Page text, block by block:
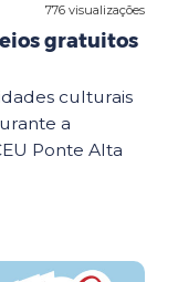
776 visualizações
gratuitos
culturais
a
Ponte Alta